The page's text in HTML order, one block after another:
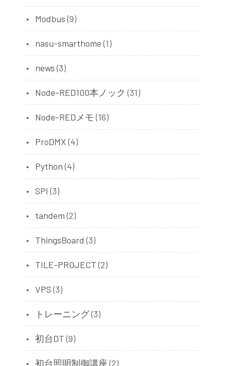
Modbus(9)
nasu-smarthome(1)
news(3)
Node-RED100本ノック (31)
Node-REDメモ(16)
ProDMX(4)
Python(4)
SPI (3)
tandem(2)
ThingsBoard (3)
TILE-PROJECT(2)
VPS(3)
トレーニング(3)
初台DT(9)
初台照明制御講座(2)